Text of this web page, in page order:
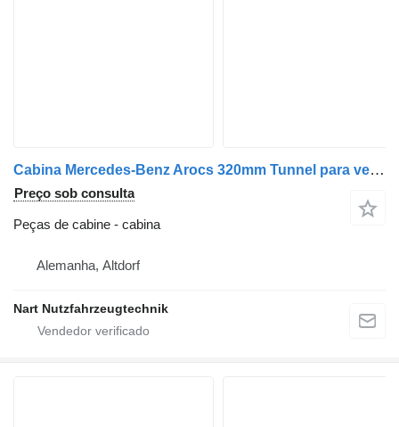
Cabina Mercedes-Benz Arocs 320mm Tunnel para veículo comercial Mercedes-Benz Arocs
Preço sob consulta
Peças de cabine - cabina
Alemanha, Altdorf
Nart Nutzfahrzeugtechnik